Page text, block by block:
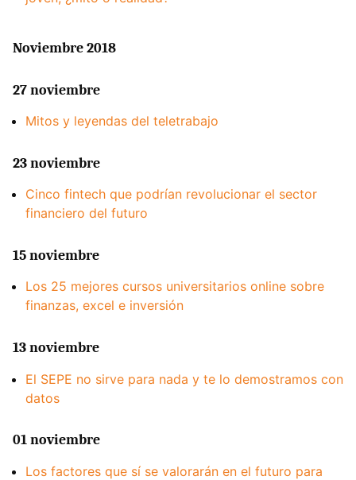
Noviembre 2018
27 noviembre
Mitos y leyendas del teletrabajo
23 noviembre
Cinco fintech que podrían revolucionar el sector
financiero del futuro
15 noviembre
Los 25 mejores cursos universitarios online sobre
finanzas, excel e inversión
13 noviembre
El SEPE no sirve para nada y te lo demostramos con
datos
01 noviembre
Los factores que sí se valorarán en el futuro para